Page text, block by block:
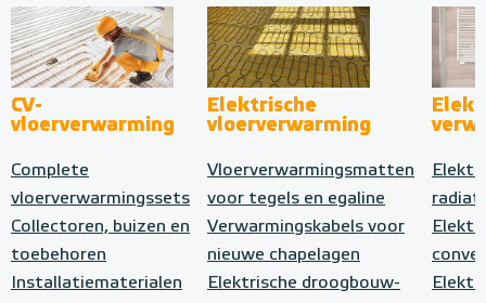
CV-
vloerverwarming
Elektrische
vloerverwarming
Complete
vloerverwarmingssets
Collectoren, buizen en
toebehoren
Installatiematerialen
Vloerverwarmingsmatten
voor tegels en egaline
Verwarmingskabels voor
nieuwe chapelagen
Elektrische droogbouw-